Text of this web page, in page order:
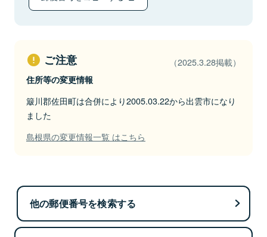
ご注意 （2025.3.28掲載）
住所等の変更情報
簸川郡佐田町は合併により2005.03.22から出雲市になり
ました
島根県の変更情報一覧 はこちら
他の郵便番号を検索する